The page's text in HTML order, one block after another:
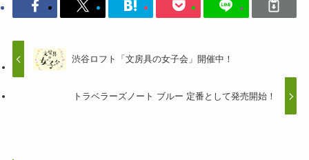
渋谷ロフト「文房具の女子会」開催中！
トラベラーズノート ブルー 定番として発売開始！